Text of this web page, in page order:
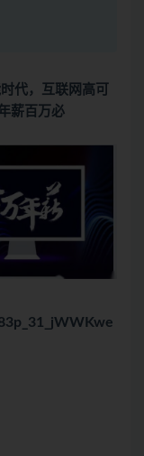
代，互联网高可
薪百万必